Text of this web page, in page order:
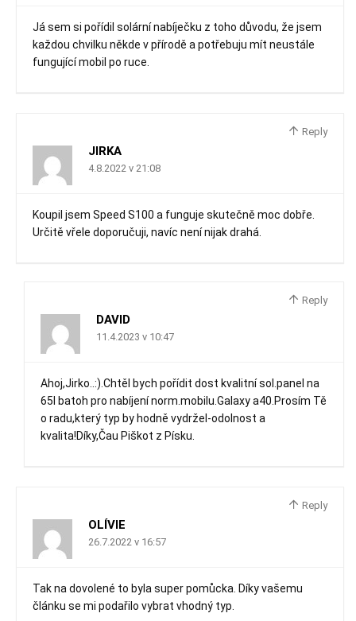
Já sem si pořídil solární nabíječku z toho důvodu, že jsem
každou chvilku někde v přírodě a potřebuju mít neustále
fungující mobil po ruce.
Reply
JIRKA
4.8.2022 v 21:08
Koupil jsem Speed S100 a funguje skutečně moc dobře.
Určitě vřele doporučuji, navíc není nijak drahá.
Reply
DAVID
11.4.2023 v 10:47
Ahoj,Jirko..:).Chtěl bych pořídit dost kvalitní sol.panel na
65l batoh pro nabíjení norm.mobilu.Galaxy a40.Prosím Tě
o radu,který typ by hodně vydržel-odolnost a
kvalita!Díky,Čau Piškot z Písku.
Reply
OLÍVIE
26.7.2022 v 16:57
Tak na dovolené to byla super pomůcka. Díky vašemu
článku se mi podařilo vybrat vhodný typ.